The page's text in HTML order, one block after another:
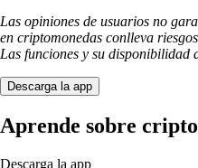
Las opiniones de usuarios no
en criptomonedas conlleva
Las funciones y su disponibilidad
Descarga la app
Aprende sobre
Descarga la app